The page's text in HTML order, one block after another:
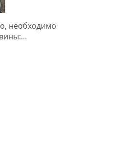
необходимо